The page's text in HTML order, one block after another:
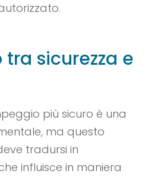
tra sicurezza e
più sicuro è una
ma questo
tradursi in
influisce in maniera